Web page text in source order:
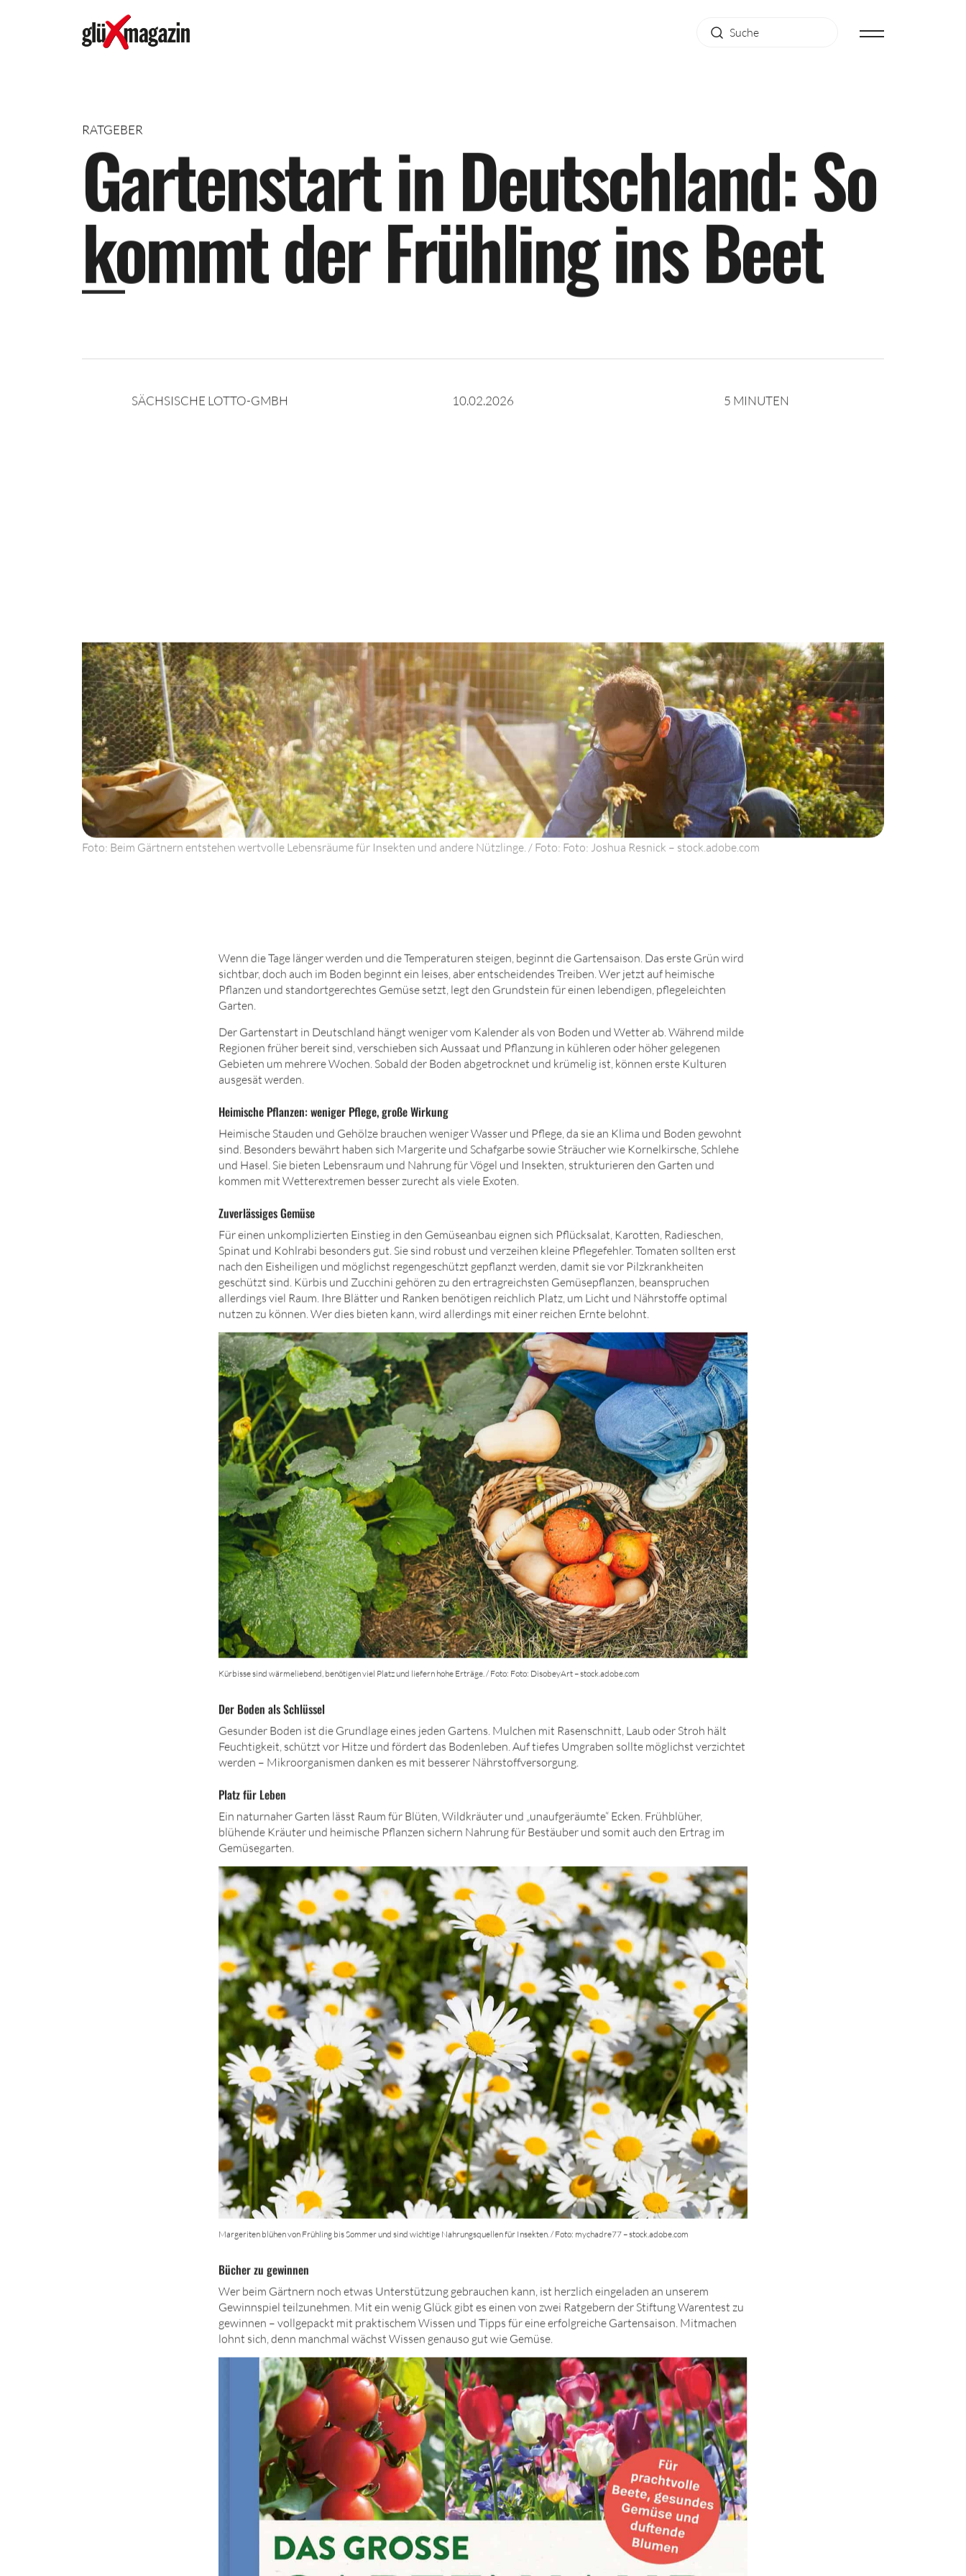
RATGEBER
GartenstartinDeutschland:So
kommtderFrühlinginsBeet
SÄCHSISCHE LOTTO-GMBH 10.02.2026 5 MINUTEN
Foto: Beim Gärtnern entstehen wertvolle Lebensräume für Insekten und andere Nützlinge. / Foto: Foto: Joshua Resnick – stock.adobe.com
Wenn die Tage länger werden und die Temperaturen steigen, beginnt die Gartensaison. Das erste Grün wird
sichtbar, doch auch im Boden beginnt ein leises, aber entscheidendes Treiben. Wer jetzt auf heimische
Pflanzen und standortgerechtes Gemüse setzt, legt den Grundstein für einen lebendigen, pflegeleichten
Garten.
Der Gartenstart in Deutschland hängt weniger vom Kalender als von Boden und Wetter ab. Während milde
Regionen früher bereit sind, verschieben sich Aussaat und Pflanzung in kühleren oder höher gelegenen
Gebieten um mehrere Wochen. Sobald der Boden abgetrocknet und krümelig ist, können erste Kulturen
ausgesät werden.
Heimische Pflanzen: weniger Pflege, große Wirkung
Heimische Stauden und Gehölze brauchen weniger Wasser und Pflege, da sie an Klima und Boden gewohnt
sind. Besonders bewährt haben sich Margerite und Schafgarbe sowie Sträucher wie Kornelkirsche, Schlehe
und Hasel. Sie bieten Lebensraum und Nahrung für Vögel und Insekten, strukturieren den Garten und
kommen mit Wetterextremen besser zurecht als viele Exoten.
Zuverlässiges Gemüse
Für einen unkomplizierten Einstieg in den Gemüseanbau eignen sich Pflücksalat, Karotten, Radieschen,
Spinat und Kohlrabi besonders gut. Sie sind robust und verzeihen kleine Pflegefehler. Tomaten sollten erst
nach den Eisheiligen und möglichst regengeschützt gepflanzt werden, damit sie vor Pilzkrank­heiten
geschützt sind. Kürbis und Zucchini gehören zu den ertragreichsten Gemüsepflanzen, beanspruchen
allerdings viel Raum. Ihre Blätter und Ranken benötigen reichlich Platz, um Licht und Nährstoffe optimal
nutzen zu können. Wer dies bieten kann, wird allerdings mit einer reichen Ernte belohnt.
Kürbisse sind wärmeliebend, benötigen viel Platz und liefern hohe Erträge. / Foto: Foto: DisobeyArt – stock.adobe.com
Der Boden als Schlüssel
Gesunder Boden ist die Grundlage eines jeden Gartens. Mulchen mit Rasenschnitt, Laub oder Stroh hält
Feuchtigkeit, schützt vor Hitze und fördert das Bodenleben. Auf tiefes Umgraben sollte möglichst verzichtet
werden – Mikroorganismen danken es mit besserer Nährstoffversorgung.
Platz für Leben
Ein naturnaher Garten lässt Raum für Blüten, Wildkräuter und „unaufgeräumte“ Ecken. Frühblüher,
blühende Kräuter und heimische Pflanzen sichern Nahrung für Bestäuber und somit auch den Ertrag im
Gemüsegarten.
Margeriten blühen von Frühling bis Sommer und sind wichtige Nahrungsquellen für Insekten. / Foto: mychadre77 – stock.adobe.com
Bücher zu gewinnen
Wer beim Gärtnern noch etwas Unterstützung gebrauchen kann, ist herzlich eingeladen an unserem
Gewinnspiel teil­zunehmen. Mit ein wenig Glück gibt es einen von zwei Ratgebern der Stiftung Warentest zu
gewinnen – vollgepackt mit praktischem Wissen und Tipps für eine erfolgreiche Gartensaison. Mitmachen
lohnt sich, denn manchmal wächst Wissen genauso gut wie Gemüse.